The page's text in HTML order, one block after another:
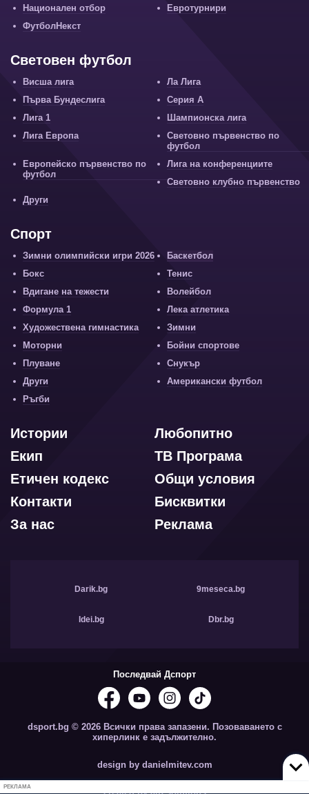
Национален отбор
Евротурнири
ФутболНекст
Световен футбол
Висша лига
Ла Лига
Първа Бундеслига
Серия А
Лига 1
Шампионска лига
Лига Европа
Световно първенство по
футбол
Европейско първенство по
футбол
Лига на конференциите
Световно клубно първенство
Други
Спорт
Зимни олимпийски игри 2026
Баскетбол
Бокс
Тенис
Вдигане на тежести
Волейбол
Формула 1
Лека атлетика
Художествена гимнастика
Зимни
Моторни
Бойни спортове
Плуване
Снукър
Други
Американски футбол
Ръгби
Любопитно
Истории
ТВ Програма
Екип
Общи условия
Етичен кодекс
Бисквитки
Контакти
Реклама
За нас
Darik.bg 9meseca.bg
Idei.bg Dbr.bg
Последвай Дспорт
dsport.bg © 2026 Всички права запазени. Позоваването с
хиперлинк е задължително.
design by danielmitev.com
РЕКЛАМА